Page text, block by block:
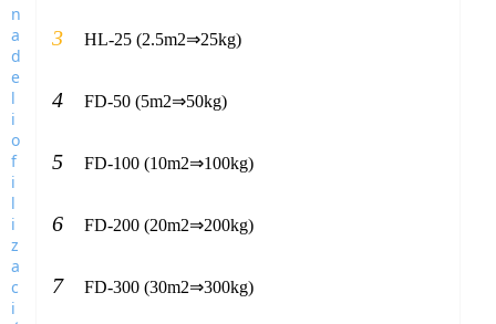
3 HL-25 (2.5m2⇒25kg)
4 FD-50 (5m2⇒50kg)
5 FD-100 (10m2⇒100kg)
6 FD-200 (20m2⇒200kg)
7 FD-300 (30m2⇒300kg)